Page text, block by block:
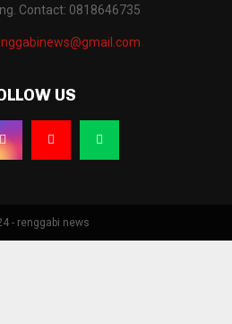
Contact: 0818646735
US
- renggabi news